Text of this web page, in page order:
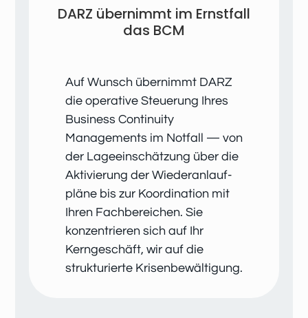
DARZ übernimmt im Ernstfall
das BCM
Auf Wunsch übernimmt DARZ
die operative Steuerung Ihres
Business Continuity
Managements im Notfall — von
der Lage­einschätzung über die
Aktivierung der Wiederanlauf­
pläne bis zur Koordination mit
Ihren Fach­bereichen. Sie
konzentrieren sich auf Ihr
Kerngeschäft, wir auf die
strukturierte Krisen­bewältigung.